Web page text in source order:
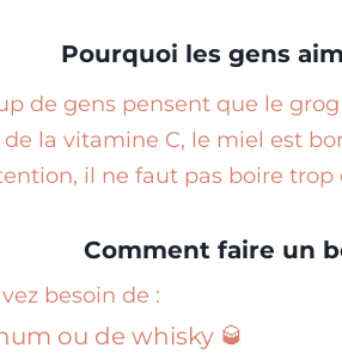
Pourquoi les gens
de gens pensent que le
la vitamine C, le miel est
il ne faut pas boire trop
Comment faire un
besoin de :
ou de whisky 🥃